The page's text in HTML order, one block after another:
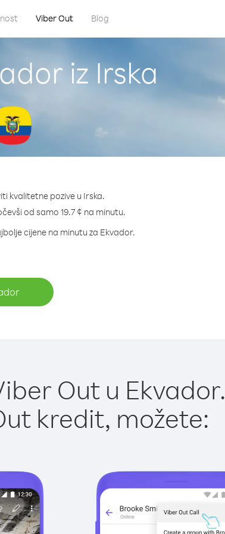
Viber Out Blog
iz Irska
kvalitetne pozive u Irska.
od samo 19.7 ¢ na minutu.
cijene na minutu za Ekvador.
Out u Ekvador.
kredit, možete: